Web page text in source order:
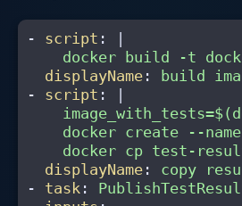
- script :
docker build -t
displayName :
build
-
script :
docker create --
docker cp test-
displayName :
copy
-
task :